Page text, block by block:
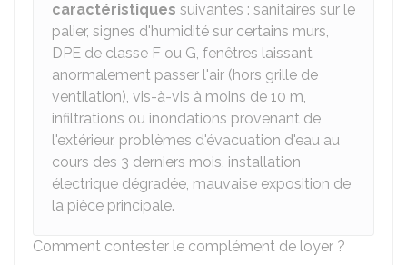
caractéristiques suivantes : sanitaires sur le
palier, signes d'humidité sur certains murs,
DPE de classe F ou G, fenêtres laissant
anormalement passer l'air (hors grille de
ventilation), vis-à-vis à moins de 10 m,
infiltrations ou inondations provenant de
l'extérieur, problèmes d'évacuation d'eau au
cours des 3 derniers mois, installation
électrique dégradée, mauvaise exposition de
la pièce principale.
Comment contester le complément de loyer ?